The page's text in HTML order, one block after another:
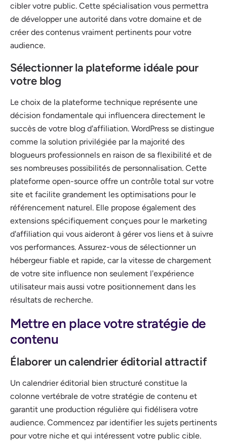
cibler votre public. Cette spécialisation vous permettra
de développer une autorité dans votre domaine et de
créer des contenus vraiment pertinents pour votre
audience.
Sélectionner la plateforme idéale pour
votre blog
Le choix de la plateforme technique représente une
décision fondamentale qui influencera directement le
succès de votre blog d'affiliation. WordPress se distingue
comme la solution privilégiée par la majorité des
blogueurs professionnels en raison de sa flexibilité et de
ses nombreuses possibilités de personnalisation. Cette
plateforme open-source offre un contrôle total sur votre
site et facilite grandement les optimisations pour le
référencement naturel. Elle propose également des
extensions spécifiquement conçues pour le marketing
d'affiliation qui vous aideront à gérer vos liens et à suivre
vos performances. Assurez-vous de sélectionner un
hébergeur fiable et rapide, car la vitesse de chargement
de votre site influence non seulement l'expérience
utilisateur mais aussi votre positionnement dans les
résultats de recherche.
Mettre en place votre stratégie de
contenu
Élaborer un calendrier éditorial attractif
Un calendrier éditorial bien structuré constitue la
colonne vertébrale de votre stratégie de contenu et
garantit une production régulière qui fidélisera votre
audience. Commencez par identifier les sujets pertinents
pour votre niche et qui intéressent votre public cible.